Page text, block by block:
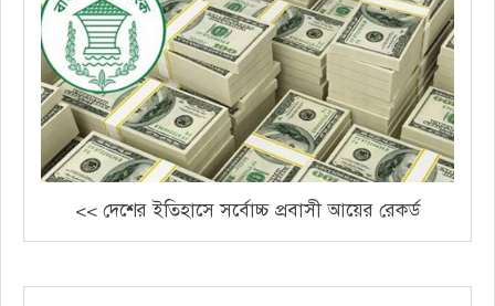
<< দেশের ইতিহাসে সর্বোচ্চ প্রবাসী আয়ের রেকর্ড